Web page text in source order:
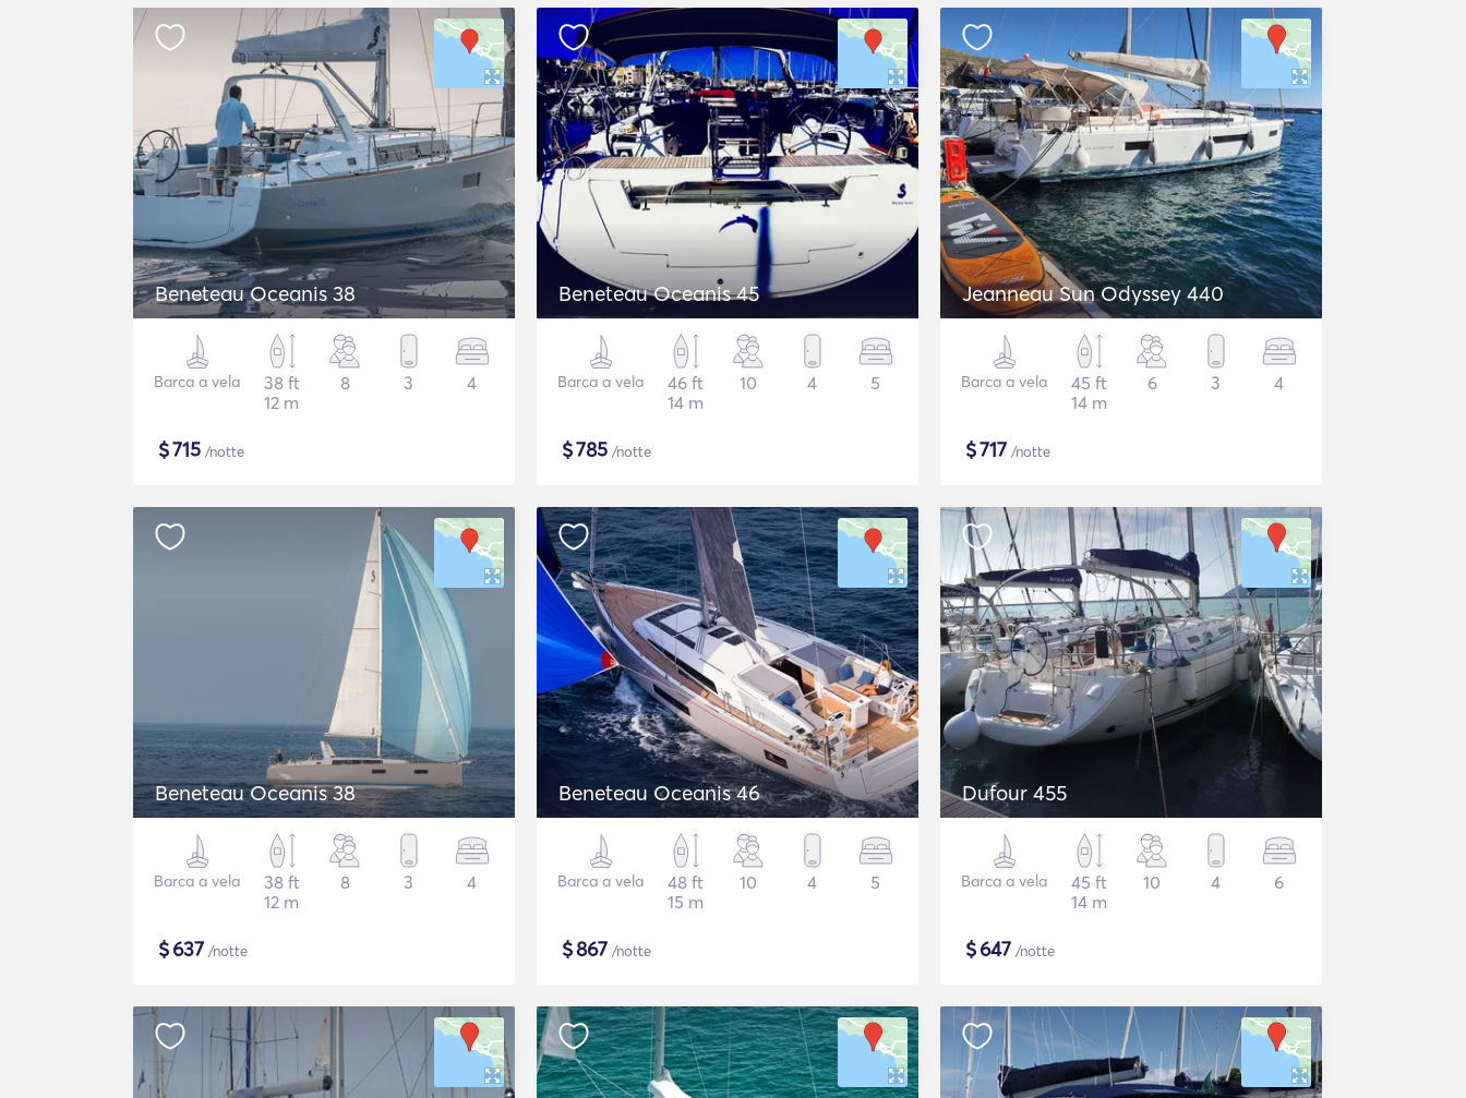
Beneteau Oceanis 38
Barca a vela
38 ft
12 m
8 3 4
$715 /notte
Beneteau Oceanis 45
Barca a vela
46 ft
14 m
10 4 5
$785 /notte
Jeanneau Sun Odyssey 440
Barca a vela
45 ft
14 m
6 3 4
$717 /notte
Beneteau Oceanis 38
Barca a vela
38 ft
12 m
8 3 4
$637 /notte
Beneteau Oceanis 46
Barca a vela
48 ft
15 m
10 4 5
$867 /notte
Dufour 455
Barca a vela
45 ft
14 m
10 4 6
$647 /notte